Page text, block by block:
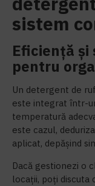
sistem
Eficiență
pentru
Un detergent de
este integrat într-
temperatură
este cazul,
aplicat, depășind
Dacă gestionezi o
locații, poți discuta